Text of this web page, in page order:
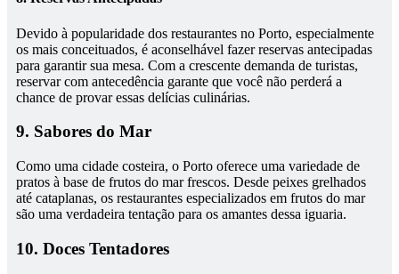
Devido à popularidade dos restaurantes no Porto, especialmente
os mais conceituados, é aconselhável fazer reservas antecipadas
para garantir sua mesa. Com a crescente demanda de turistas,
reservar com antecedência garante que você não perderá a
chance de provar essas delícias culinárias.
9. Sabores do Mar
Como uma cidade costeira, o Porto oferece uma variedade de
pratos à base de frutos do mar frescos. Desde peixes grelhados
até cataplanas, os restaurantes especializados em frutos do mar
são uma verdadeira tentação para os amantes dessa iguaria.
10. Doces Tentadores